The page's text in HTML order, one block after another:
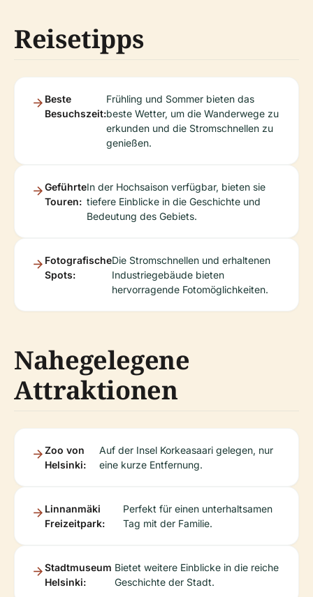
Reisetipps
Beste
Besuchszeit:
Frühling und Sommer bieten das
beste Wetter, um die Wanderwege zu
erkunden und die Stromschnellen zu
genießen.
Geführte
Touren:
In der Hochsaison verfügbar, bieten sie
tiefere Einblicke in die Geschichte und
Bedeutung des Gebiets.
Fotografische
Spots:
Die Stromschnellen und erhaltenen
Industriegebäude bieten
hervorragende Fotomöglichkeiten.
Nahegelegene
Attraktionen
Zoo von
Helsinki:
Auf der Insel Korkeasaari gelegen, nur
eine kurze Entfernung.
Linnanmäki
Freizeitpark:
Perfekt für einen unterhaltsamen
Tag mit der Familie.
Stadtmuseum
Helsinki:
Bietet weitere Einblicke in die reiche
Geschichte der Stadt.